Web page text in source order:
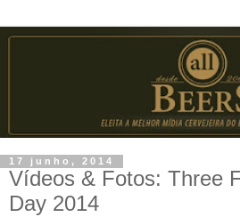
17 junho, 2014
Vídeos & Fotos: Three
Day 2014